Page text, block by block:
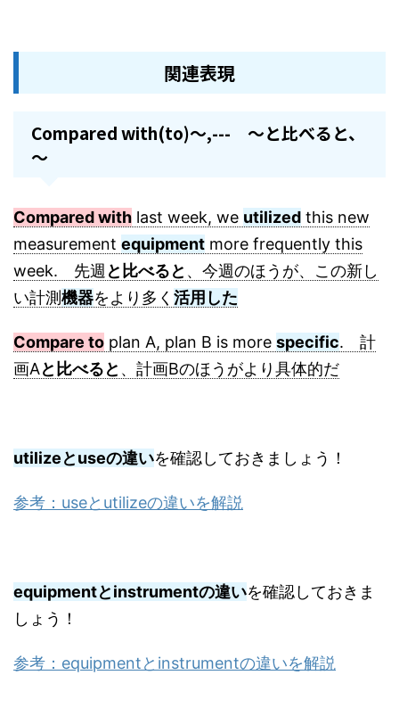
関連表現
Compared with(to)～,--- ～と比べると、
～
Compared with last week, we utilized this new
measurement equipment more frequently this
week. 先週 と比べると 、今週のほうが、この新し
い計測機器をより多く 活用した
Compare to plan A, plan B is more specific. 計
画Aと比べると 、計画Bのほうがより具体的だ
utilizeとuseの違いを確認しておきましょう！
参考：useとutilizeの違いを解説
equipmentとinstrumentの違いを確認しておきま
しょう！
参考：equipmentとinstrumentの違いを解説